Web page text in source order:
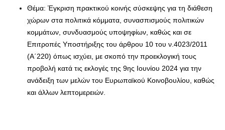
Θέμα: Έγκριση πρακτικού κοινής σύσκεψης για τη διάθεση
χώρων στα πολιτικά κόμματα, συνασπισμούς πολιτικών
κομμάτων, συνδυασμούς υποψηφίων, καθώς και σε
Επιτροπές Υποστήριξης του άρθρου 10 του ν.4023/2011
(Α΄220) όπως ισχύει, με σκοπό την προεκλογική τους
προβολή κατά τις εκλογές της 9ης Ιουνίου 2024 για την
ανάδειξη των μελών του Ευρωπαϊκού Κοινοβουλίου, καθώς
και άλλων λεπτομερειών.